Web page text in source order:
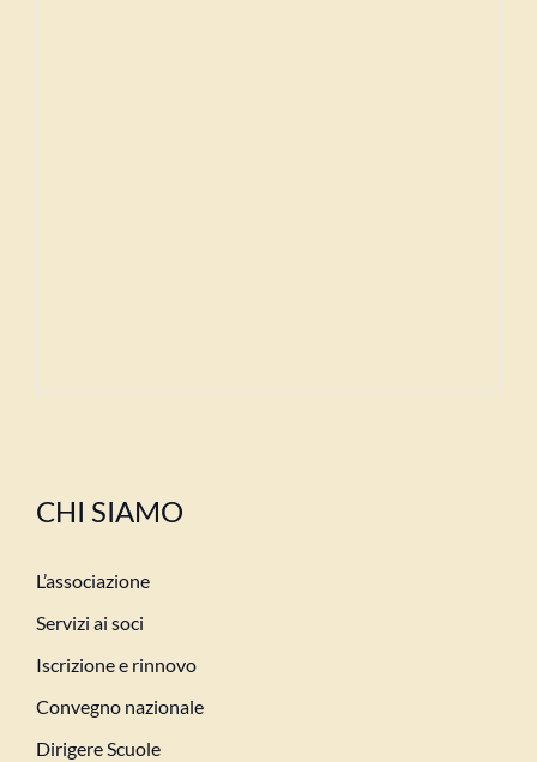
CHI SIAMO
L’associazione
Servizi ai soci
Iscrizione e rinnovo
Convegno nazionale
Dirigere Scuole